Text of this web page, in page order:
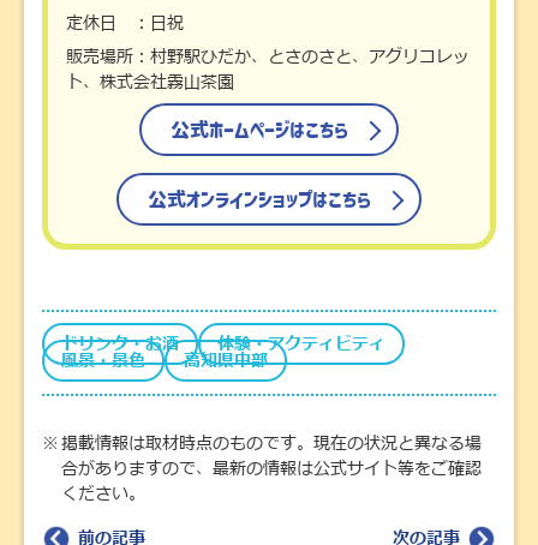
定休日 ：日祝
販売場所：村野駅ひだか、とさのさと、アグリコレッ
ト、株式会社霧山茶園
公式ホームページはこちら
公式オンラインショップはこちら
ドリンク・お酒 体験・アクティビティ
風景・景色 高知県中部
掲載情報は取材時点のものです。現在の状況と異なる場
合がありますので、最新の情報は公式サイト等をご確認
ください。
前の記事 次の記事